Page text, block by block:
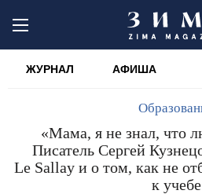
ЖУРНАЛ АФИША
«Мама, я не знал, что
Писатель Сергей
Le Sallay и о том, как не
к учебе